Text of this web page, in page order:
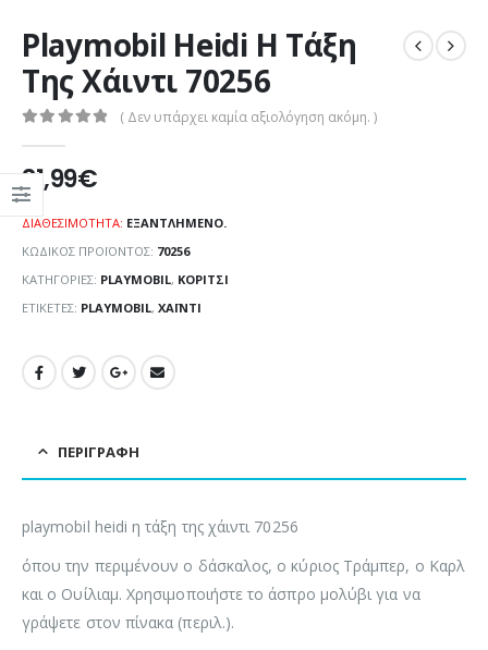
Playmobil Heidi Η Τάξη
Της Χάιντι 70256
( Δεν υπάρχει καμία αξιολόγηση ακόμη. )
21,99€
ΔΙΑΘΕΣΙΜΌΤΗΤΑ: ΕΞΑΝΤΛΗΜΈΝΟ.
ΚΩΔΙΚΌΣ ΠΡΟΪΌΝΤΟΣ: 70256
ΚΑΤΗΓΟΡΊΕΣ: PLAYMOBIL, ΚΟΡΊΤΣΙ
ΕΤΙΚΈΤΕΣ: PLAYMOBIL, ΧΆΙΝΤΙ
ΠΕΡΙΓΡΑΦΉ
playmobil heidi η τάξη της χάιντι 70256
όπου την περιμένουν ο δάσκαλος, ο κύριος Τράμπερ, ο Καρλ
και ο Ουίλιαμ. Χρησιμοποιήστε το άσπρο μολύβι για να
γράψετε στον πίνακα (περιλ.).